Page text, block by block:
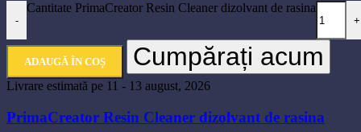
-
Cantitate PrimaCreator Resin Cleaner dizolvant de rasina
+
ADAUGĂ ÎN COȘ Cumpărați acum
Livrare estimată pe 11 - 13 august, 2026
PrimaCreator Resin Cleaner dizolvant de rasina